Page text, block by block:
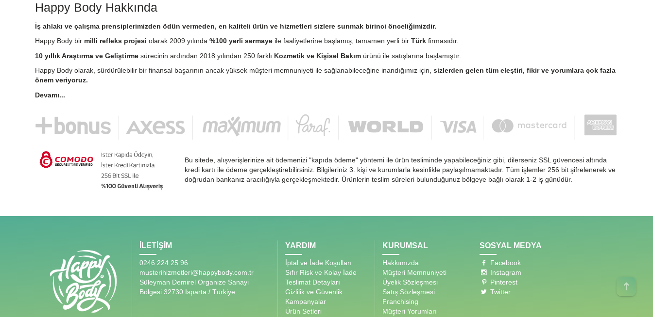
Happy Body Hakkında
İş ahlakı ve çalışma prensiplerimizden ödün vermeden, en kaliteli ürün ve hizmetleri sizlere sunmak birinci önceliğimizdir.
Happy Body bir milli refleks projesi olarak 2009 yılında %100 yerli sermaye ile faaliyetlerine başlamış, tamamen yerli bir Türk firmasıdır.
10 yıllık Araştırma ve Geliştirme sürecinin ardından 2018 yılından 250 farklı Kozmetik ve Kişisel Bakım ürünü ile satışlarına başlamıştır.
Happy Body olarak, sürdürülebilir bir finansal başarının ancak yüksek müşteri memnuniyeti ile sağlanabileceğine inandığımız için, sizlerden gelen tüm eleştiri, fikir ve yorumlara çok fazla
önem veriyoruz.
Devamı...
Bu sitede, alışverişlerinize ait ödemenizi "kapıda ödeme" yöntemi ile ürün tesliminde yapabileceğiniz gibi, dilerseniz SSL güvencesi altında
kredi kartı ile ödeme gerçekleştirebilirsiniz. Bilgileriniz 3. kişi ve kurumlarla kesinlikle paylaşılmamaktadır. Tüm işlemler 256 bit şifrelenerek ve
doğrudan bankanız aracılığıyla gerçekleşmektedir. Ürünlerin teslim süreleri bulunduğunuz bölgeye bağlı olarak 1-2 iş günüdür.
İLETİŞİM
0246 224 25 96
musterihizmetleri@happybody.com.tr
Süleyman Demirel Organize Sanayi
Bölgesi 32730 Isparta / Türkiye
YARDIM
İptal ve İade Koşulları
Sıfır Risk ve Kolay İade
Teslimat Detayları
Gizlilik ve Güvenlik
Kampanyalar
Ürün Setleri
KURUMSAL
Hakkımızda
Müşteri Memnuniyeti
Üyelik Sözleşmesi
Satış Sözleşmesi
Franchising
Müşteri Yorumları
SOSYAL MEDYA
Facebook
Instagram
Pinterest
Twitter